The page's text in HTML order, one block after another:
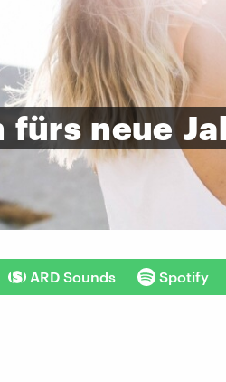
fürs neue
ARD Sounds Spotify